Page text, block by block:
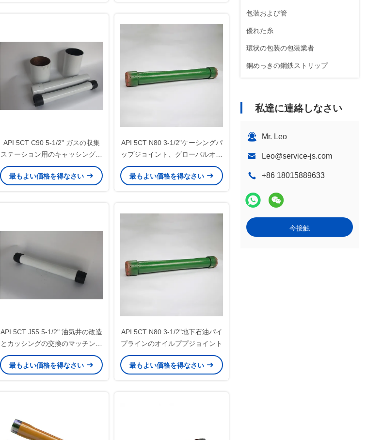
包装および管
優れた糸
環状の包装の包装業者
銅めっきの鋼鉄ストリップ
私達に連絡しなさい
Mr. Leo
Leo@service-js.com
+86 18015889633
今接触
API 5CT C90 5-1/2" ガスの収集
ステーション用のキャッシング・
パップ・ジョイント,陸上におけ
る中低圧の天然ガス採集井に適し
最もよい価格を得なさい
API 5CT N80 3-1/2"ケーシングパ
ップジョイント、グローバルオイ
ルフィールドサービス向け、石
油・ガス掘削、仕上げ、注入プロ
最もよい価格を得なさい
API 5CT J55 5-1/2" 油気井の改造
とカッシングの交換のマッチング
のためのカッシング・パップ・ジ
ョイント
最もよい価格を得なさい
API 5CT N80 3-1/2"地下石油パイ
プラインのオイルププジョイント
最もよい価格を得なさい